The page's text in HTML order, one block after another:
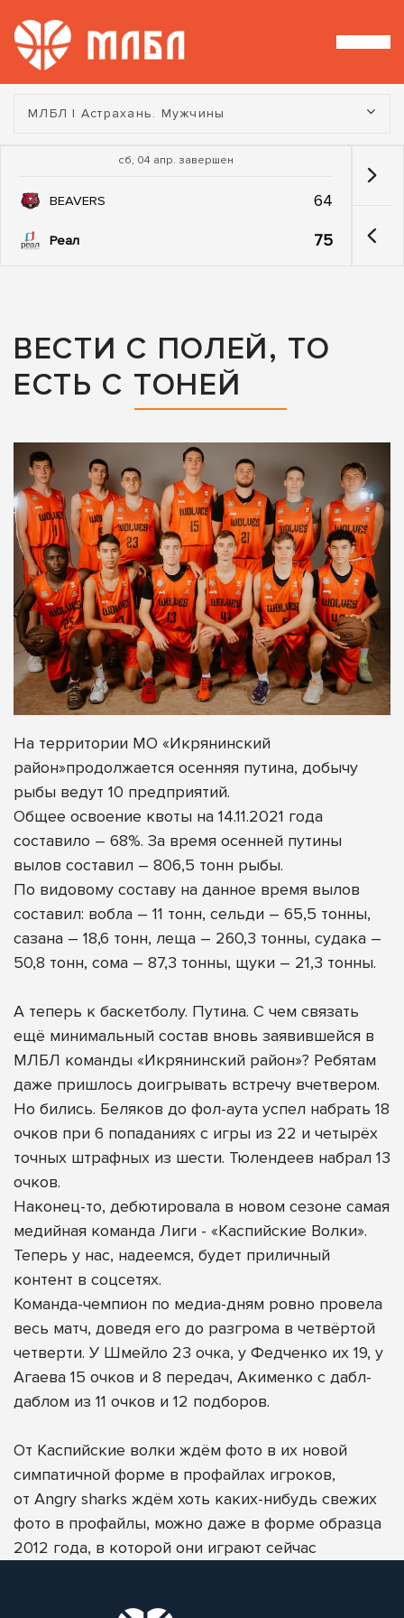
Турнир:
МЛБЛ | Астрахань. Мужчины
сб, 04 апр. завершен
BEAVERS 64
Реал 75
ВЕСТИ С ПОЛЕЙ, ТО
ЕСТЬ С ТОНЕЙ
На территории МО «Икрянинский
район»продолжается осенняя путина, добычу
рыбы ведут 10 предприятий.
Общее освоение квоты на 14.11.2021 года
составило – 68%. За время осенней путины
вылов составил – 806,5 тонн рыбы.
По видовому составу на данное время вылов
составил: вобла – 11 тонн, сельди – 65,5 тонны,
сазана – 18,6 тонн, леща – 260,3 тонны, судака –
50,8 тонн, сома – 87,3 тонны, щуки – 21,3 тонны.
А теперь к баскетболу. Путина. С чем связать
ещё минимальный состав вновь заявившейся в
МЛБЛ команды «Икрянинский район»? Ребятам
даже пришлось доигрывать встречу вчетвером.
Но бились. Беляков до фол-аута успел набрать 18
очков при 6 попаданиях с игры из 22 и четырёх
точных штрафных из шести. Тюлендеев набрал 13
очков.
Наконец-то, дебютировала в новом сезоне самая
медийная команда Лиги - «Каспийские Волки».
Теперь у нас, надеемся, будет приличный
контент в соцсетях.
Команда-чемпион по медиа-дням ровно провела
весь матч, доведя его до разгрома в четвёртой
четверти. У Шмейло 23 очка, у Федченко их 19, у
Агаева 15 очков и 8 передач, Акименко с дабл-
даблом из 11 очков и 12 подборов.
От Каспийские волки ждём фото в их новой
симпатичной форме в профайлах игроков,
от Angry sharks ждём хоть каких-нибудь свежих
фото в профайлы, можно даже в форме образца
2012 года, в которой они играют сейчас